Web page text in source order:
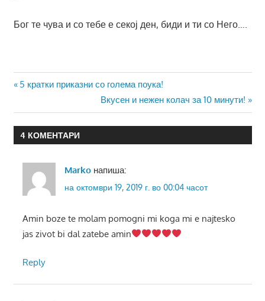
Бог те чува и со тебе е секој ден, биди и ти со Него….
Навигација
на
напис
Previous
5 кратки приказни со голема поука!
Next
Post:
Вкусен и нежен колач за 10 минути!
4 КОМЕНТАРИ
Marko напиша:
на октомври 19, 2019 г. во 00:04 часот
Amin boze te molam pomogni mi koga mi e najtesko
jas zivot bi dal zatebe amin
Reply